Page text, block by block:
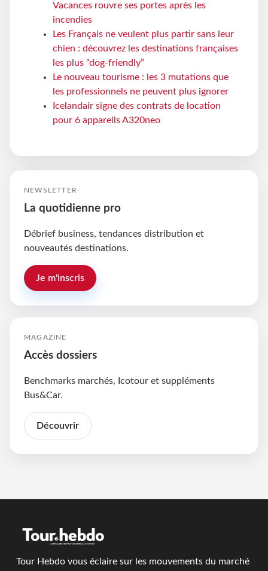
Vacances rouvre ses portes après les
incendies
Les Français ne veulent plus partir sans leur
chien : découvrez les destinations françaises
les plus “dog-friendly”
Le nouveau tourisme : les 3 mutations que
les professionnels ne peuvent plus ignorer
Icelandair signe des contrats de location
pour 6 appareils A320neo
NEWSLETTER
La quotidienne pro
Débrief business, tendances distribution et
nouveautés destinations.
Je m'inscris
MAGAZINE
Accès dossiers
Benchmarks marchés, Icotour et suppléments
Bus&Car.
Découvrir
Tour Hebdo vous éclaire sur les mouvements du marché